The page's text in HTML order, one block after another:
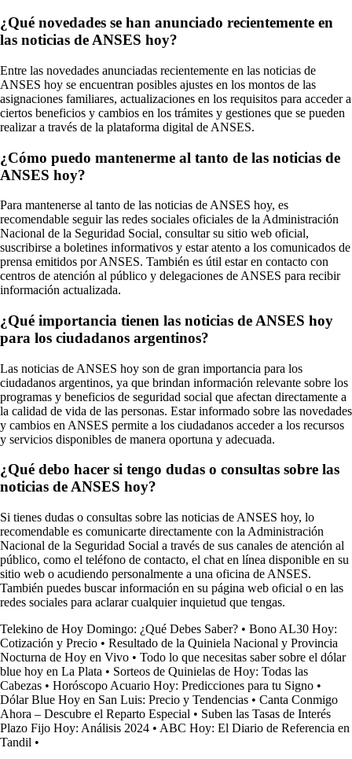
¿Qué novedades se han anunciado recientemente en
las noticias de ANSES hoy?
Entre las novedades anunciadas recientemente en las noticias de
ANSES hoy se encuentran posibles ajustes en los montos de las
asignaciones familiares, actualizaciones en los requisitos para acceder a
ciertos beneficios y cambios en los trámites y gestiones que se pueden
realizar a través de la plataforma digital de ANSES.
¿Cómo puedo mantenerme al tanto de las noticias de
ANSES hoy?
Para mantenerse al tanto de las noticias de ANSES hoy, es
recomendable seguir las redes sociales oficiales de la Administración
Nacional de la Seguridad Social, consultar su sitio web oficial,
suscribirse a boletines informativos y estar atento a los comunicados de
prensa emitidos por ANSES. También es útil estar en contacto con
centros de atención al público y delegaciones de ANSES para recibir
información actualizada.
¿Qué importancia tienen las noticias de ANSES hoy
para los ciudadanos argentinos?
Las noticias de ANSES hoy son de gran importancia para los
ciudadanos argentinos, ya que brindan información relevante sobre los
programas y beneficios de seguridad social que afectan directamente a
la calidad de vida de las personas. Estar informado sobre las novedades
y cambios en ANSES permite a los ciudadanos acceder a los recursos
y servicios disponibles de manera oportuna y adecuada.
¿Qué debo hacer si tengo dudas o consultas sobre las
noticias de ANSES hoy?
Si tienes dudas o consultas sobre las noticias de ANSES hoy, lo
recomendable es comunicarte directamente con la Administración
Nacional de la Seguridad Social a través de sus canales de atención al
público, como el teléfono de contacto, el chat en línea disponible en su
sitio web o acudiendo personalmente a una oficina de ANSES.
También puedes buscar información en su página web oficial o en las
redes sociales para aclarar cualquier inquietud que tengas.
Telekino de Hoy Domingo: ¿Qué Debes Saber? • Bono AL30 Hoy:
Cotización y Precio • Resultado de la Quiniela Nacional y Provincia
Nocturna de Hoy en Vivo • Todo lo que necesitas saber sobre el dólar
blue hoy en La Plata • Sorteos de Quinielas de Hoy: Todas las
Cabezas • Horóscopo Acuario Hoy: Predicciones para tu Signo •
Dólar Blue Hoy en San Luis: Precio y Tendencias • Canta Conmigo
Ahora – Descubre el Reparto Especial • Suben las Tasas de Interés
Plazo Fijo Hoy: Análisis 2024 • ABC Hoy: El Diario de Referencia en
Tandil •